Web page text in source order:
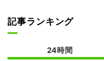
記事ランキング
24時間